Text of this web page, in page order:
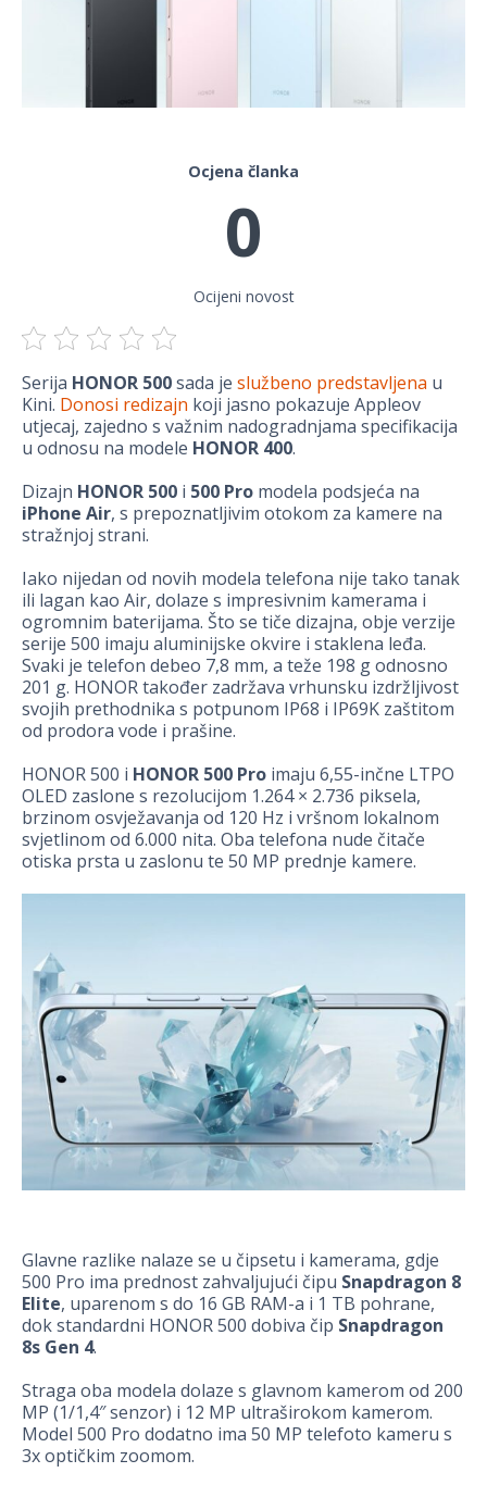
Ocjena članka
0
Ocijeni novost
Serija HONOR 500sada je službeno predstavljena u
Kini. Donosi redizajn koji jasno pokazuje Appleov
utjecaj, zajedno s važnim nadogradnjama specifikacija
u odnosu na modele HONOR 400.
Dizajn HONOR 500 i 500 Pro modela podsjeća na
iPhone Air, s prepoznatljivim otokom za kamere na
stražnjoj strani.
Iako nijedan od novih modela telefona nije tako tanak
ili lagan kao Air, dolaze s impresivnim kamerama i
ogromnim baterijama. Što se tiče dizajna, obje verzije
serije 500 imaju aluminijske okvire i staklena leđa.
Svaki je telefon debeo 7,8 mm, a teže 198 g odnosno
201 g. HONOR također zadržava vrhunsku izdržljivost
svojih prethodnika s potpunom IP68 i IP69K zaštitom
od prodora vode i prašine.
HONOR 500 i HONOR 500 Pro imaju 6,55-inčne LTPO
OLED zaslone s rezolucijom 1.264 × 2.736 piksela,
brzinom osvježavanja od 120 Hz i vršnom lokalnom
svjetlinom od 6.000 nita. Oba telefona nude čitače
otiska prsta u zaslonu te 50 MP prednje kamere.
Glavne razlike nalaze se u čipsetu i kamerama, gdje
500 Pro ima prednost zahvaljujući čipu Snapdragon 8
Elite, uparenom s do 16 GB RAM-a i 1 TB pohrane,
dok standardni HONOR 500 dobiva čip Snapdragon
8s Gen 4.
Straga oba modela dolaze s glavnom kamerom od 200
MP (1/1,4″ senzor) i 12 MP ultraširokom kamerom.
Model 500 Pro dodatno ima 50 MP telefoto kameru s
3x optičkim zoomom.